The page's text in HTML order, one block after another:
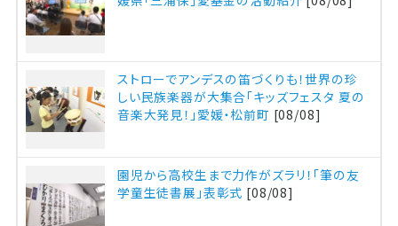
ストローでアンデスの笛づくりも！世界の珍
しい民族楽器が大集合「キッズフェスタ 夏の
音楽大発見！」愛媛・松前町 [08/08]
園児から高校生まで力作がズラリ！「筆の友
学童生徒書展」表彰式 [08/08]